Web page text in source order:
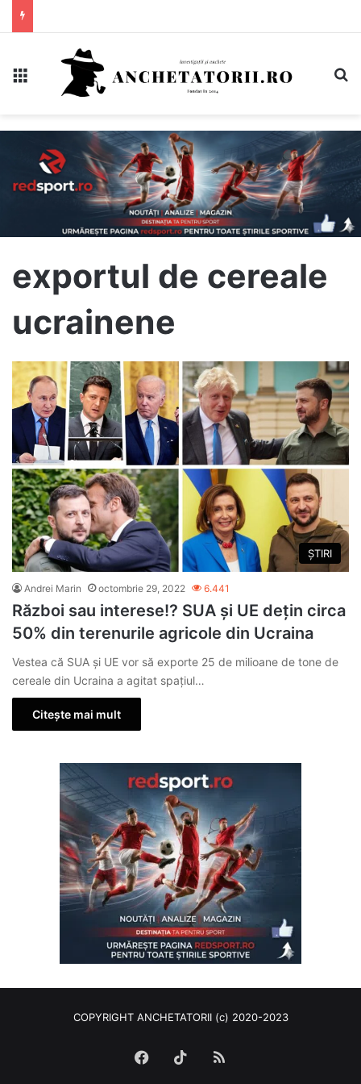
exportul de cereale
ucrainene
ȘTIRI
Andrei Marin octombrie 29, 2022 6.441
Război sau interese!? SUA și UE dețin circa
50% din terenurile agricole din Ucraina
Vestea că SUA și UE vor să exporte 25 de milioane de tone de
cereale din Ucraina a agitat spațiul…
Citește mai mult
COPYRIGHT ANCHETATORII (c) 2020-2023
Facebook
TikTok